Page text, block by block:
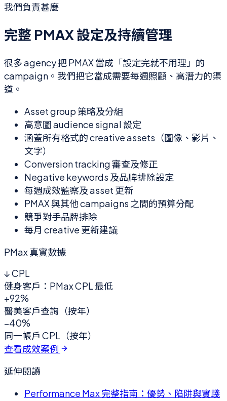
我們負責甚麼
完整 PMAX 設定及持續管理
很多 agency 把 PMAX 當成「設定完就不用理」的
campaign。我們把它當成需要每週照顧、高潛力的渠
道。
Asset group 策略及分組
高意圖 audience signal 設定
涵蓋所有格式的 creative assets（圖像、影片、
文字）
Conversion tracking 審查及修正
Negative keywords 及品牌排除設定
每週成效監察及 asset 更新
PMAX 與其他 campaigns 之間的預算分配
競爭對手品牌排除
每月 creative 更新建議
PMax 真實數據
↓ CPL
健身客戶：PMax CPL 最低
+92%
醫美客戶查詢（按年）
−40%
同一帳戶 CPL（按年）
查看成效案例
延伸閱讀
Performance Max 完整指南：優勢、陷阱與實踐